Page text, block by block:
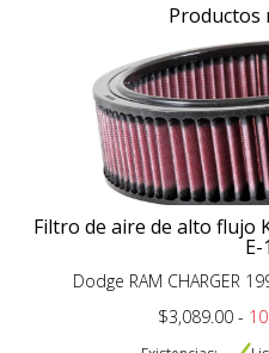
Productos
Filtro de aire de alto flujo
E-
Dodge RAM CHARGER
$3,089.00 -